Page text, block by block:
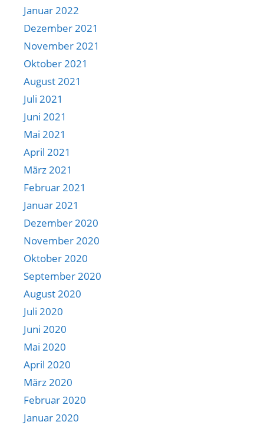
Januar 2022
Dezember 2021
November 2021
Oktober 2021
August 2021
Juli 2021
Juni 2021
Mai 2021
April 2021
März 2021
Februar 2021
Januar 2021
Dezember 2020
November 2020
Oktober 2020
September 2020
August 2020
Juli 2020
Juni 2020
Mai 2020
April 2020
März 2020
Februar 2020
Januar 2020